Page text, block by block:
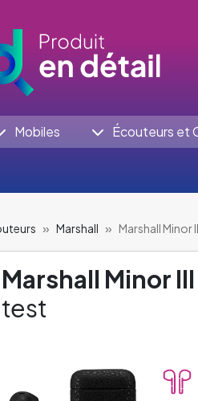
Mobiles Écouteurs et
Marshall Marshall Minor
Marshall Minor III
test